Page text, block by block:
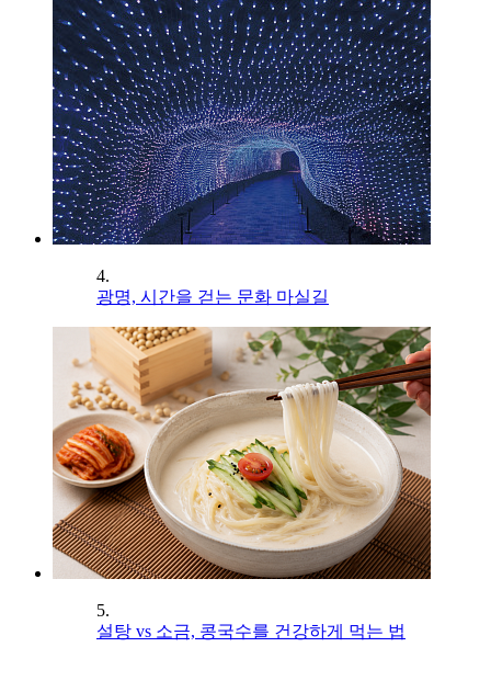
4.
광명, 시간을 걷는 문화 마실길
5.
설탕 vs 소금, 콩국수를 건강하게 먹는 법